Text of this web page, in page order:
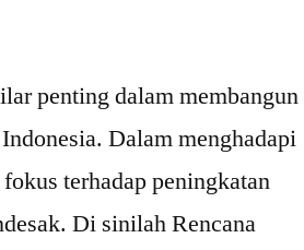
penting dalam membangun
Dalam menghadapi
terhadap peningkatan
Di sinilah Rencana